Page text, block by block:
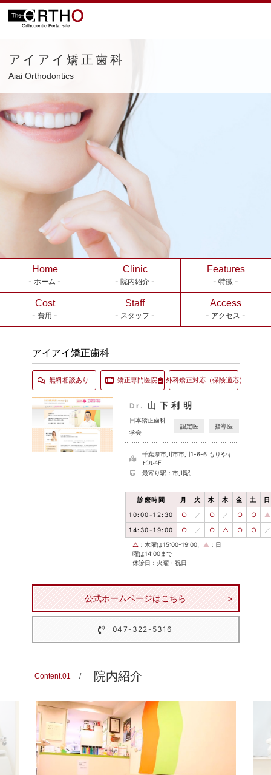
アイアイ矯正歯科
Aiai Orthodontics
Home
- ホーム -
Clinic
- 院内紹介 -
Features
- 特徴 -
Cost
- 費用 -
Staff
- スタッフ -
Access
- アクセス -
アイアイ矯正歯科
無料相談あり 矯正専門医院 外科矯正対応 （保険適応）
Dr. 山下利明
日本矯正歯科
学会
認定医 指導医
千葉県市川市市川1-6-6 もりやす
ビル4F
最寄り駅：市川駅
診療時間 月 火 水 木 金 土 日
10:00-12:30 ○ ／ ○ ／ ○ ○ ▲
14:30-19:00 ○ ／ ○ △ ○ ○ ／
△ ：木曜は15:00-19:00、 ▲ ：日
曜は14:00まで
休診日：火曜・祝日
公式ホームページはこちら
047-322-5316
Content.01 院内紹介